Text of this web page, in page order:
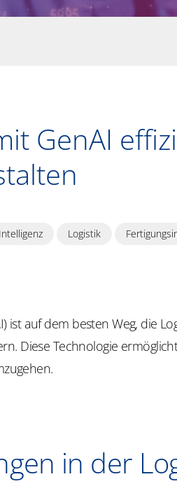
GenAI
Logistik
ist auf dem besten Weg, die
Diese Technologie
in der